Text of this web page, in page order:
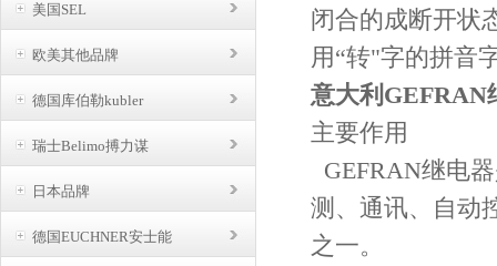
美国SEL
欧美其他品牌
德国库伯勒kubler
瑞士Belimo搏力谋
日本品牌
德国EUCHNER安士能
闭合的成断开状
用“转"字的拼音
意大利GEFRAN
主要作用
GEFRAN继电
测、通讯、自动
之一。